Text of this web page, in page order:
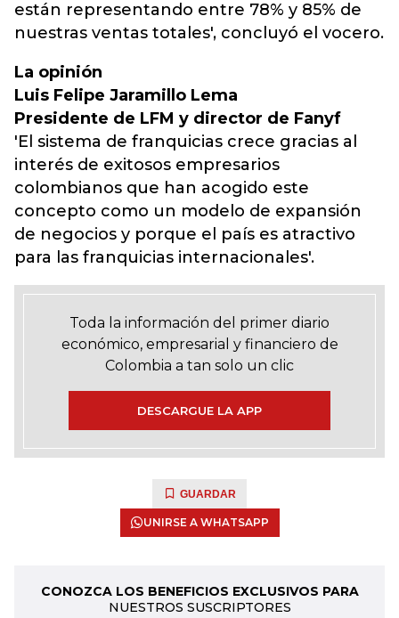
están representando entre 78% y 85% de
nuestras ventas totales', concluyó el vocero.
La opinión
Luis Felipe Jaramillo Lema
Presidente de LFM y director de Fanyf
'El sistema de franquicias crece gracias al
interés de exitosos empresarios
colombianos que han acogido este
concepto como un modelo de expansión
de negocios y porque el país es atractivo
para las franquicias internacionales'.
Toda la información del primer diario
económico, empresarial y financiero de
Colombia a tan solo un clic
DESCARGUE LA APP
GUARDAR
UNIRSE A WHATSAPP
CONOZCA LOS BENEFICIOS EXCLUSIVOS PARA
NUESTROS SUSCRIPTORES